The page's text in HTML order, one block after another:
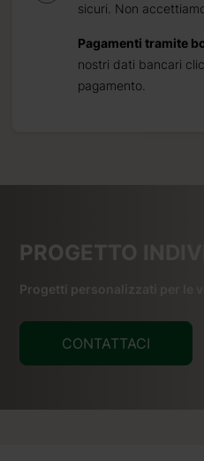
sicuri. Non
Pagamenti tramite
nostri dati bancari
pagamento.
PROGETTO
Progetti personalizzati per le
CONTATTACI